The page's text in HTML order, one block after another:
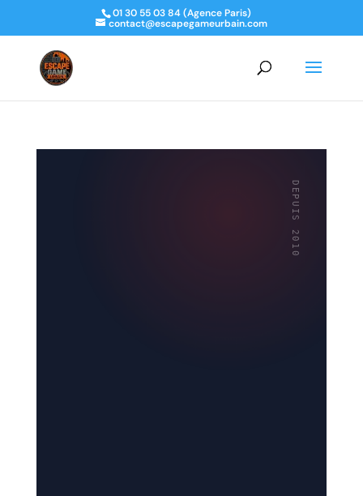
01 30 55 03 84 (Agence Paris)
contact@escapegameurbain.com
DEPUIS 2010